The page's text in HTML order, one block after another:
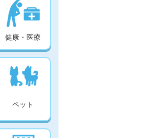
健康・医療
ペット